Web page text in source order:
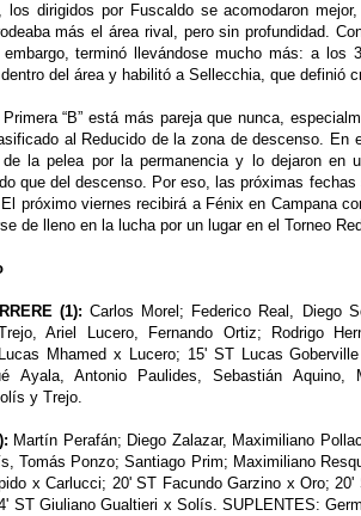
los dirigidos por Fuscaldo se acomodaron
más el área rival, pero sin profundidad.
terminó llevándose mucho más: a los
del área y habilitó a Sellecchia, que definió
“B” está más pareja que nunca,
al Reducido de la zona de descenso. En
la pelea por la permanencia y lo dejaron en
que del descenso. Por eso, las próximas
próximo viernes recibirá a Fénix en Campana
de lleno en la lucha por un lugar en el Torneo
(1): Carlos Morel; Federico Real, Diego
Ariel Lucero, Fernando Ortiz; Rodrigo
Mhamed x Lucero; 15' ST Lucas
Ayala, Antonio Paulides, Sebastián Aquino,
y Trejo.
Martín Perafán; Diego Zalazar, Maximiliano
Tomás Ponzo; Santiago Prim; Maximiliano
x Carlucci; 20' ST Facundo Garzino x Oro;
ST Giuliano Gualtieri x Solís. SUPLENTES: